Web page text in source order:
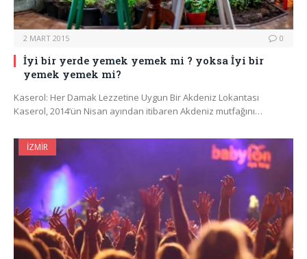
2 MART 2015 0
İyi bir yerde yemek yemek mi ? yoksa İyi bir
yemek yemek mi?
Kaserol: Her Damak Lezzetine Uygun Bir Akdeniz Lokantası
Kaserol, 2014’ün Nisan ayından itibaren Akdeniz mutfağını…
İZMIR